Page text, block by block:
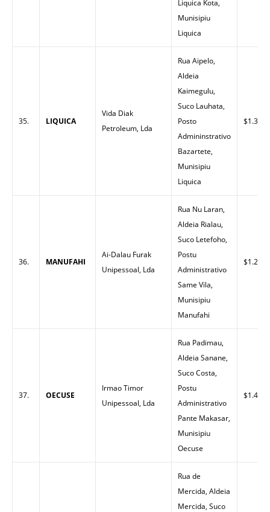
Liquica Kota,
Munisipiu
Liquica
35. LIQUICA
Vida Diak
Petroleum, Lda
Rua Aipelo,
Aldeia
Kaimegulu,
Suco Lauhata,
Posto
Admininstrativo
Bazartete,
Munisipiu
Liquica
$1.30
36. MANUFAHI
Ai-Dalau Furak
Unipessoal, Lda
Rua Nu Laran,
Aldeia Rialau,
Suco Letefoho,
Postu
Administrativo
Same Vila,
Munisipiu
Manufahi
$1.25
37. OECUSE
Irmao Timor
Unipessoal, Lda
Rua Padimau,
Aldeia Sanane,
Suco Costa,
Postu
Administrativo
Pante Makasar,
Munisipiu
Oecuse
$1.40
Rua de
Mercida, Aldeia
Mercida, Suco